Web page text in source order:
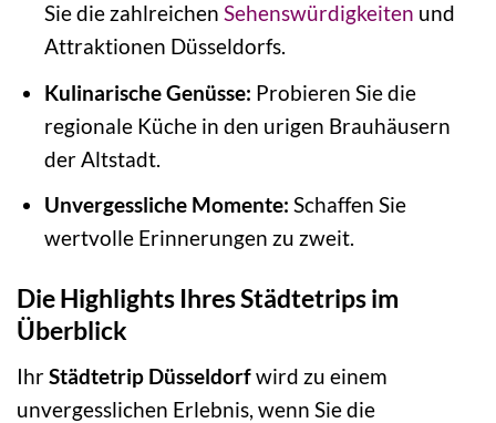
Sie die zahlreichen Sehenswürdigkeiten und
Attraktionen Düsseldorfs.
Kulinarische Genüsse: Probieren Sie die
regionale Küche in den urigen Brauhäusern
der Altstadt.
Unvergessliche Momente: Schaffen Sie
wertvolle Erinnerungen zu zweit.
Die Highlights Ihres Städtetrips im
Überblick
IhrStädtetrip Düsseldorfwird zu einem
unvergesslichen Erlebnis, wenn Sie die